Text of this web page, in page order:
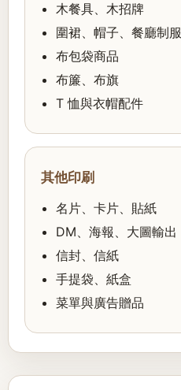
木餐具、木招牌
圍裙、帽子、餐廳制服
布包袋商品
布簾、布旗
T 恤與衣帽配件
其他印刷
名片、卡片、貼紙
DM、海報、大圖輸出
信封、信紙
手提袋、紙盒
菜單與廣告贈品